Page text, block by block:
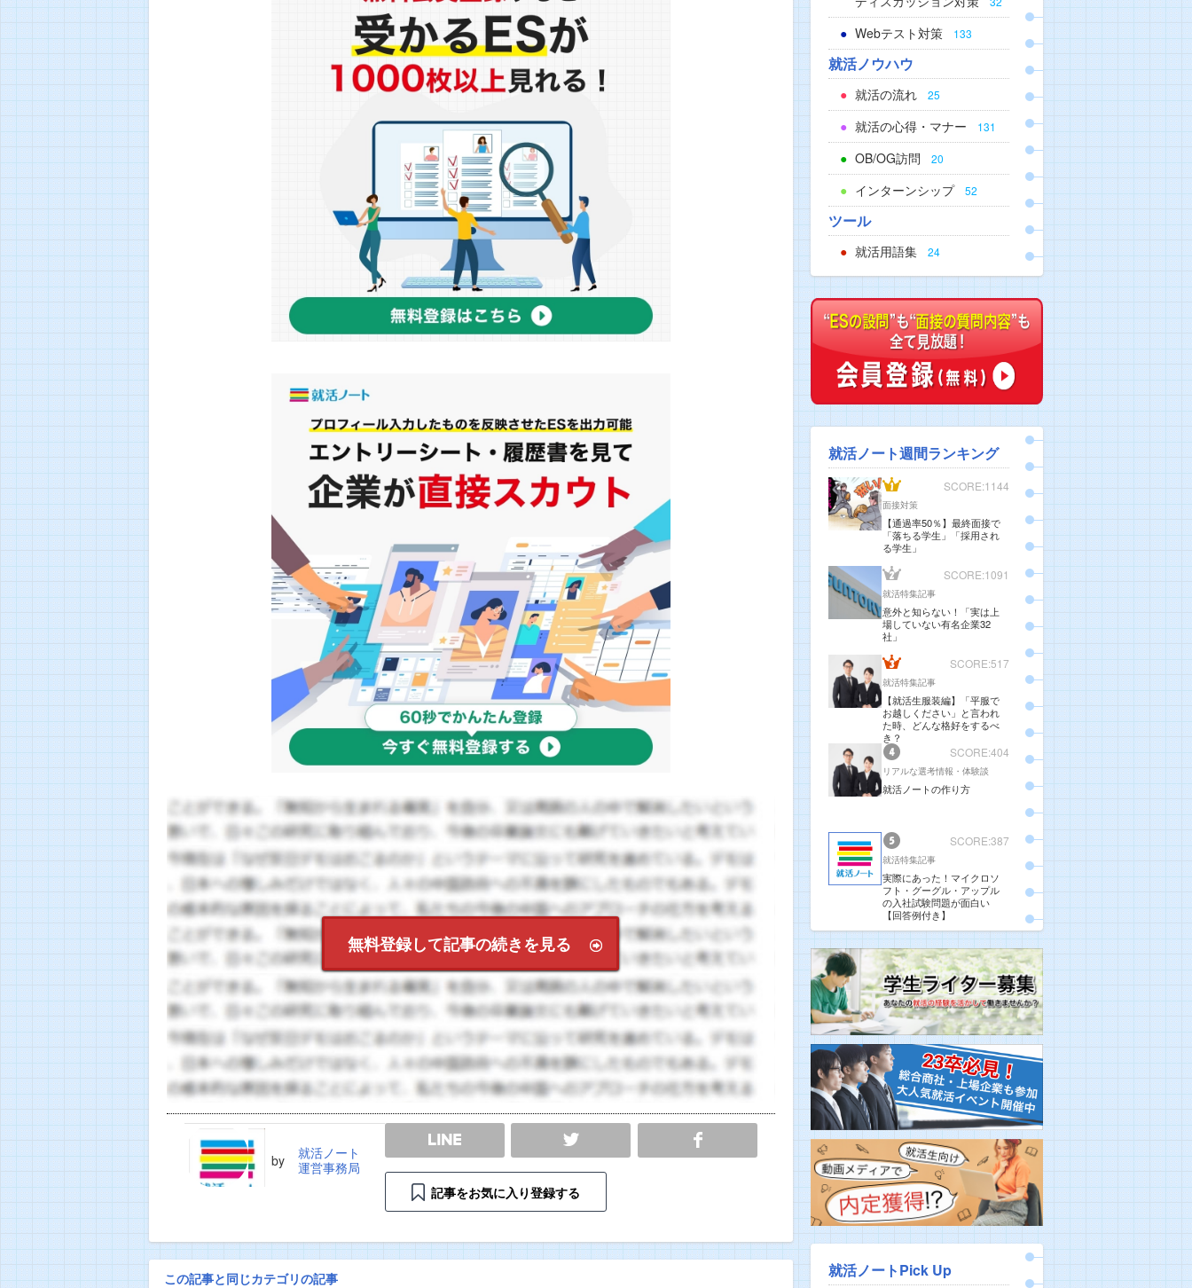
無料登録して記事の続きを見る
by
就活ノート
運営事務局
LINE SHARE
記事をお気に入り登録する
この記事と同じカテゴリの記事
Webテスト対策 133
就活ノウハウ
就活の流れ 25
就活の心得・マナー 131
OB/OG訪問 20
インターンシップ 52
ツール
就活用語集 24
就活ノート週間ランキング
SCORE:1144
面接対策
【通過率50％】最終面接で
「落ちる学生」「採用され
る学生」
SCORE:1091
就活特集記事
意外と知らない！「実は上
場していない有名企業32
社」
SCORE:517
就活特集記事
【就活生服装編】「平服で
お越しください」と言われ
た時、どんな格好をするべ
き？
SCORE:404
リアルな選考情報・体験談
就活ノートの作り方
SCORE:387
就活特集記事
実際にあった！マイクロソ
フト・グーグル・アップル
の入社試験問題が面白い
【回答例付き】
就活ノートPick Up